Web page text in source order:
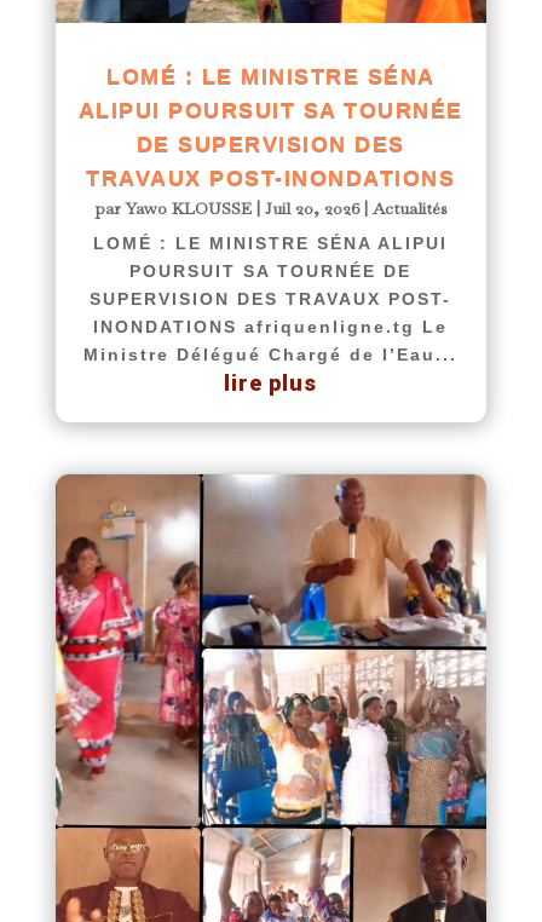
LOMÉ : LE MINISTRE SÉNA
ALIPUI POURSUIT SA TOURNÉE
DE SUPERVISION DES
TRAVAUX POST-INONDATIONS
parYawo KLOUSSE| Juil 20, 2026|Actualités
LOMÉ : LE MINISTRE SÉNA ALIPUI
POURSUIT SA TOURNÉE DE
SUPERVISION DES TRAVAUX POST-
INONDATIONS afriquenligne.tg Le
Ministre Délégué Chargé de l’Eau...
lire plus